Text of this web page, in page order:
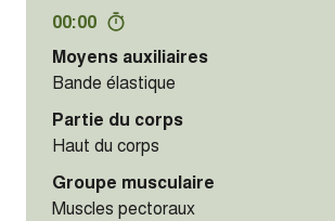
00:00
Moyens auxiliaires
Bande élastique
Partie du corps
Haut du corps
Groupe musculaire
Muscles pectoraux